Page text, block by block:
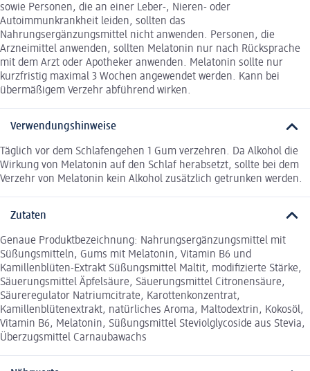
sowie Personen, die an einer Leber-, Nieren- oder
Autoimmunkrankheit leiden, sollten das
Nahrungsergänzungsmittel nicht anwenden. Personen, die
Arzneimittel anwenden, sollten Melatonin nur nach Rücksprache
mit dem Arzt oder Apotheker anwenden. Melatonin sollte nur
kurzfristig maximal 3 Wochen angewendet werden. Kann bei
übermäßigem Verzehr abführend wirken.
Verwendungshinweise
Täglich vor dem Schlafengehen 1 Gum verzehren. Da Alkohol die
Wirkung von Melatonin auf den Schlaf herabsetzt, sollte bei dem
Verzehr von Melatonin kein Alkohol zusätzlich getrunken werden.
Zutaten
Genaue Produktbezeichnung: Nahrungsergänzungsmittel mit
Süßungsmitteln, Gums mit Melatonin, Vitamin B6 und
Kamillenblüten-Extrakt Süßungsmittel Maltit, modifizierte Stärke,
Säuerungsmittel Äpfelsäure, Säuerungsmittel Citronensäure,
Säureregulator Natriumcitrate, Karottenkonzentrat,
Kamillenblütenextrakt, natürliches Aroma, Maltodextrin, Kokosöl,
Vitamin B6, Melatonin, Süßungsmittel Steviolglycoside aus Stevia,
Überzugsmittel Carnaubawachs